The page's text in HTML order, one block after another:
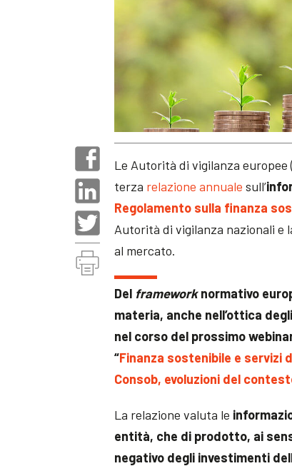
Le Autorità di vigilanza europee
terza relazione annuale sull’
Regolamento sulla finanza
Autorità di vigilanza nazionali e
al mercato.
Del frameworknormativo
materia, anche nell’ottica
nel corso del prossimo
“Finanza sostenibile e servizi
Consob, evoluzioni del
La relazione valuta le
entità, che di prodotto, ai
negativo degli investimenti